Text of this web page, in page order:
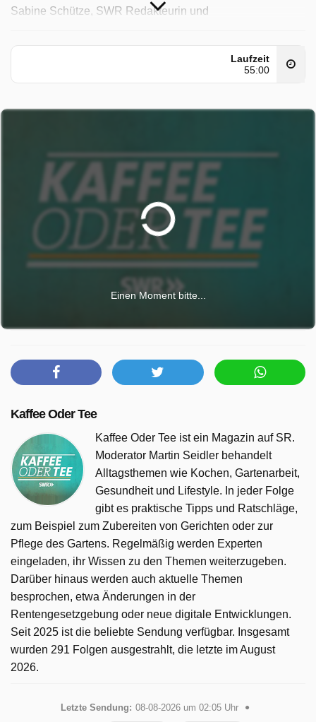
Sabine Schütze, SWR Redakteurin und
und seine Greifvögel
Kaffee Oder Tee wurde auf SR ausgestrahlt am Montag 30
Laufzeit
55:00
Einen Moment bitte...
Kaffee Oder Tee
Kaffee Oder Tee ist ein Magazin auf SR.
Moderator Martin Seidler behandelt
Alltagsthemen wie Kochen, Gartenarbeit,
Gesundheit und Lifestyle. In jeder Folge
gibt es praktische Tipps und Ratschläge,
zum Beispiel zum Zubereiten von Gerichten oder zur
Pflege des Gartens. Regelmäßig werden Experten
eingeladen, ihr Wissen zu den Themen weiterzugeben.
Darüber hinaus werden auch aktuelle Themen
besprochen, etwa Änderungen in der
Rentengesetzgebung oder neue digitale Entwicklungen.
Seit 2025 ist die beliebte Sendung verfügbar. Insgesamt
wurden 291 Folgen ausgestrahlt, die letzte im August
2026.
Letzte Sendung: 08-08-2026 um 02:05 Uhr